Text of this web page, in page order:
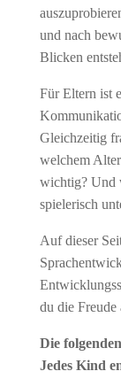
und nach
Blicken
Für Eltern ist
Gleichzeitig
welchem
wichtig? Und
spielerisch
Auf dieser
du die Freude
Die
Jedes Kind